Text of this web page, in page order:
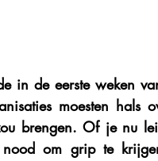
in de eerste weken
moesten hals
brengen. Of je nu
om grip te